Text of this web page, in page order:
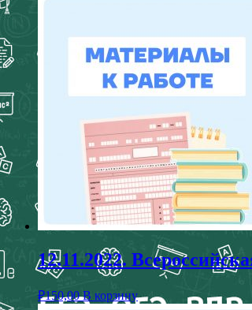
12.11.2022.
₽150,00 В корзину